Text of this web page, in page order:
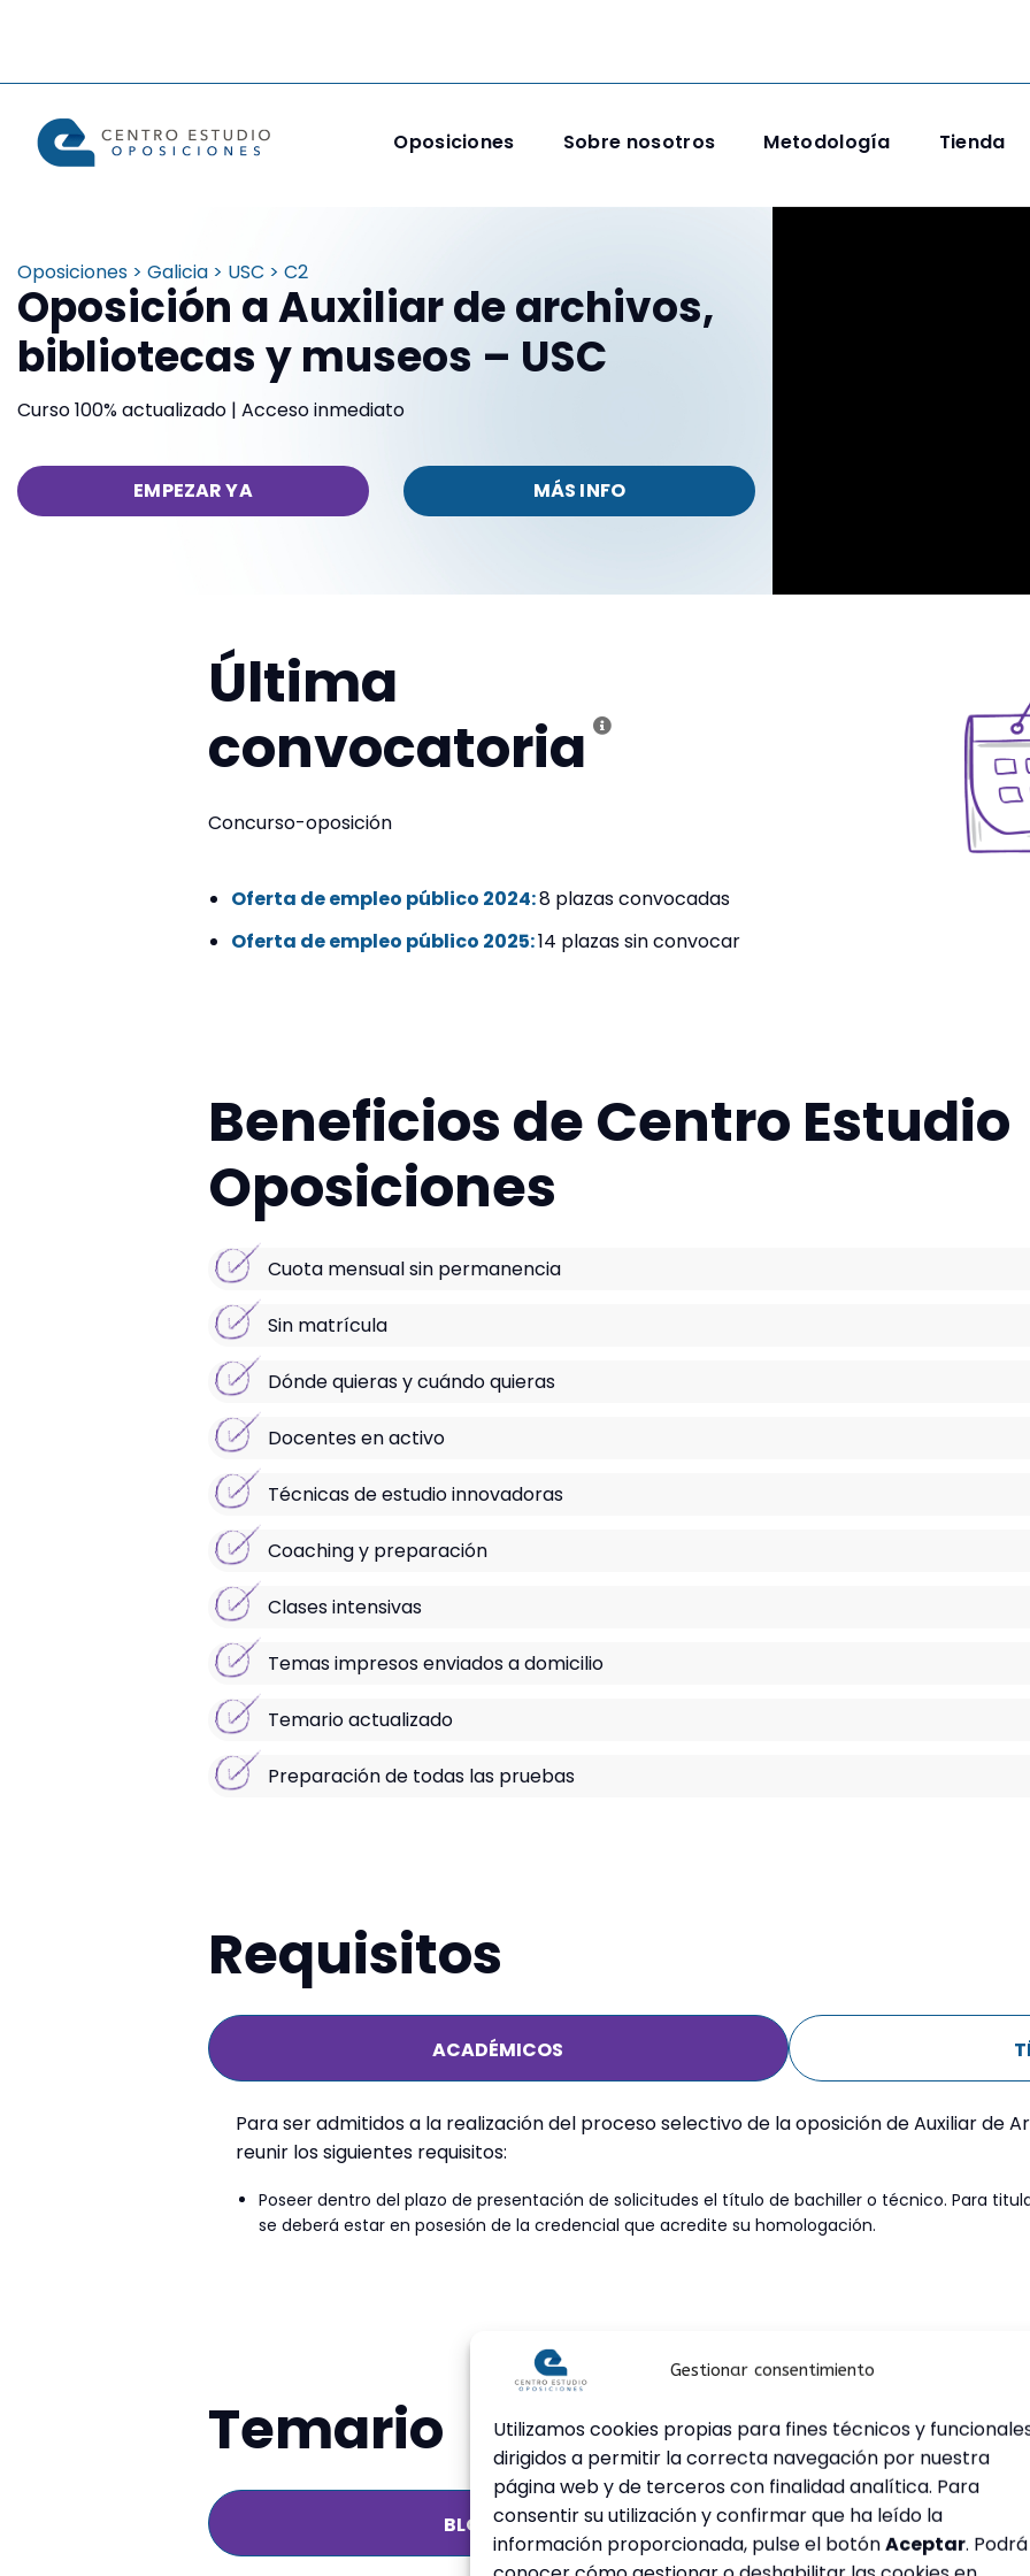
Gestionar consentimiento
Utilizamos cookies propias para fines técnicos y
dirigidos a permitir la correcta navegación por nuestra
página web y de terceros con finalidad analítica. Para
consentir su utilización y confirmar que ha leído la
información proporcionada, pulse el botónAceptar. Podrá
Oposiciones Sobre nosotros Metodología Tienda
Oposiciones > Galicia > USC > C2
Oposición a Auxiliar de archivos,
bibliotecas y museos – USC
Curso 100% actualizado | Acceso inmediato
EMPEZAR YA MÁS INFO
Última
convocatoria
Concurso-oposición
Oferta de empleo público 2024:8 plazas convocadas
Oferta de empleo público 2025:14 plazas sin convocar
Beneficios de Centro Estudio
Oposiciones
Cuota mensual sin permanencia
Sin matrícula
Dónde quieras y cuándo quieras
Docentes en activo
Técnicas de estudio innovadoras
Coaching y preparación
Clases intensivas
Temas impresos enviados a domicilio
Temario actualizado
Preparación de todas las pruebas
Requisitos
ACADÉMICOS
Para ser admitidos a la realización del proceso selectivo de la oposición de Auxiliar de
reunir los siguientes requisitos:
Poseer dentro del plazo de presentación de solicitudes el título de bachiller o técnico. Para
se deberá estar en posesión de la credencial que acredite su homologación.
Temario
BLOQUE A